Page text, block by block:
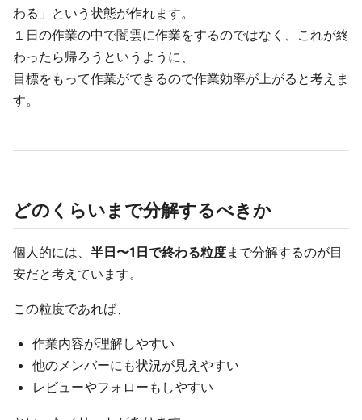
わる」という状態が作れます。
１日の作業の中で闇雲に作業をするのではなく、これが終
わったら帰ろうというように、
目標をもって作業ができるので作業効率が上がると考えま
す。
どのくらいまで分解するべきか
個人的には、 半日〜1日で終わる粒度まで分解するのが目
安だと考えています。
この粒度であれば、
作業内容が理解しやすい
他のメンバーにも状況が見えやすい
レビューやフォローもしやすい